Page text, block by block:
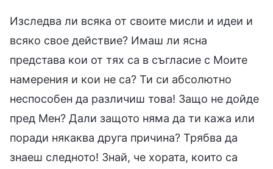
Изследва ли всяка от своите мисли и идеи и
всяко свое действие? Имаш ли ясна
представа кои от тях са в съгласие с Моите
намерения и кои не са? Ти си абсолютно
неспособен да различиш това! Защо не дойде
пред Мен? Дали защото няма да ти кажа или
поради някаква друга причина? Трябва да
знаеш следното! Знай, че хората, които са